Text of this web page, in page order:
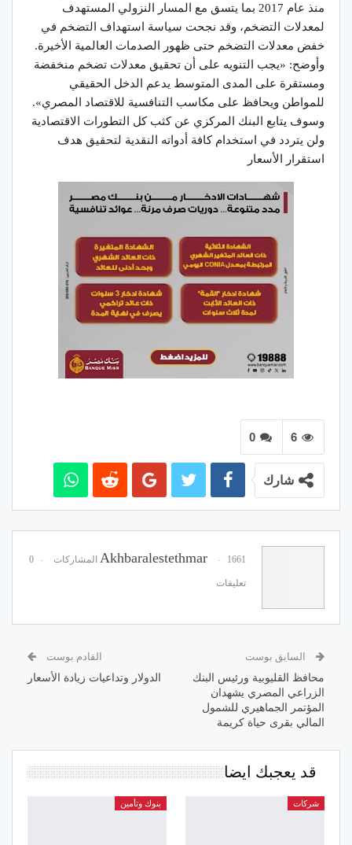
منذ عام 2017 بما يتسق مع المسار النزولي المستهدف
لمعدلات التضخم، وقد نجحت سياسة استهداف التضخم في
خفض معدلات التضخم حتى ظهور الصدمات العالمية الأخيرة.
وأوضح: «يجب التنويه على أن تحقيق معدلات تضخم منخفضة
ومستقرة على المدى المتوسط يدعم الدخل الحقيقي
للمواطن ويحافظ على مكاسب التنافسية للاقتصاد المصري».
وسوف يتابع البنك المركزي عن كثب كل التطورات الاقتصادية
ولن يتردد في استخدام كافة أدواته النقدية لتحقيق هدف
استقرار الأسعار
0 6
شارك
Akhbaralestethmar 1661 المشاركات 0
تعليقات
السابق بوست
محافظ القليوبية ورئيس البنك
الزراعي المصري يشهدان
المؤتمر الجماهيري للشمول
المالي بقرى حياة كريمة
القادم بوست
الدولار وتداعيات زيادة الأسعار
قد يعجبك ايضا
شركات بنوك وتأمين